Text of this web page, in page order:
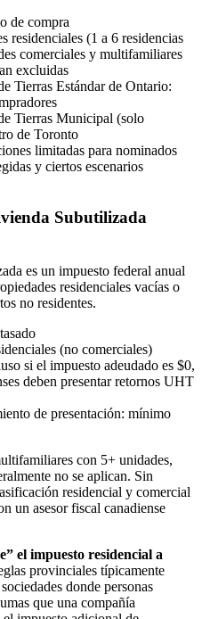
de compra
residenciales (1 a 6 residencias
comerciales y multifamiliares
excluidas
Tierras Estándar de Ontario:
Tierras Municipal (solo
de Toronto
limitadas para nominados
y ciertos escenarios
Subutilizada
es un impuesto federal anual
residenciales vacías o
no residentes.
(no comerciales)
si el impuesto adeudado es $0,
deben presentar retornos UHT
de presentación: mínimo
con 5+ unidades,
no se aplican. Sin
residencial y comercial
un asesor fiscal canadiense
el impuesto residencial a
provinciales típicamente
donde personas
que una compañía